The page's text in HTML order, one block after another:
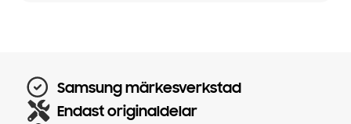
Samsung märkesverkstad
Endast originaldelar